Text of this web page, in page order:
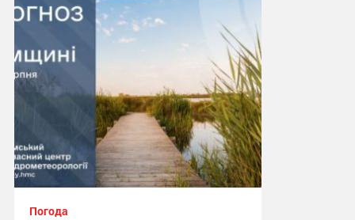
17:37, 6.08.2026
Погода